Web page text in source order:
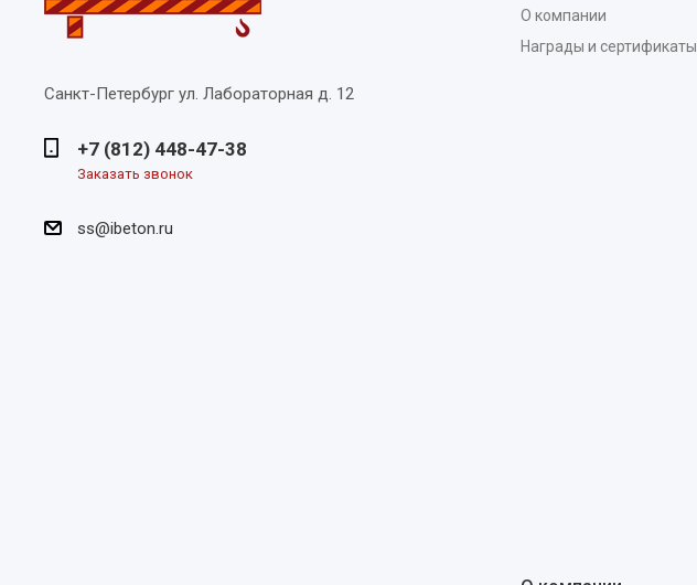
Санкт-Петербург ул. Лабораторная д. 12
+7 (812) 448-47-38
Заказать звонок
ss@ibeton.ru
О компании
Награды и сертификаты